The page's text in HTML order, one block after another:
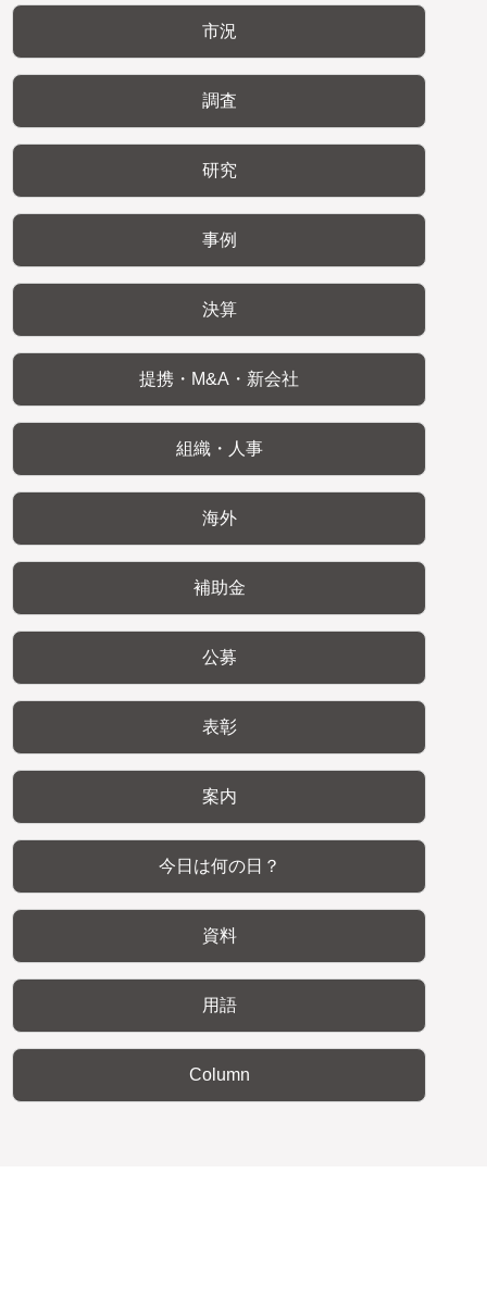
市況
調査
研究
事例
決算
提携・M&A・新会社
組織・人事
海外
補助金
公募
表彰
案内
今日は何の日？
資料
用語
Column